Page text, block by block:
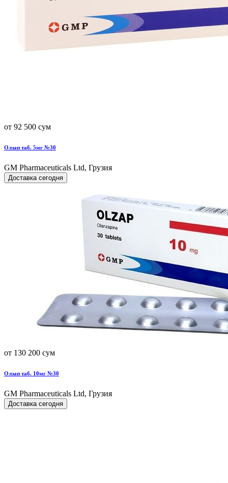
от 92 500 сум
Олзап таб. 5мг №30
GM Pharmaceuticals Ltd, Грузия
Доставка сегодня
от 130 200 сум
Олзап таб. 10мг №30
GM Pharmaceuticals Ltd, Грузия
Доставка сегодня